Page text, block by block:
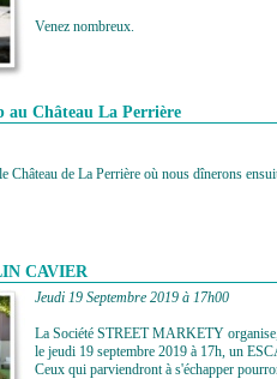
Venez nombreux.
au Château La Perrière
Château de La Perrière où nous dînerons
CAVIER
Jeudi 19 Septembre 2019 à 17h00
La Société STREET MARKETY
le jeudi 19 septembre 2019 à 17h, un
Ceux qui parviendront à s'échapper